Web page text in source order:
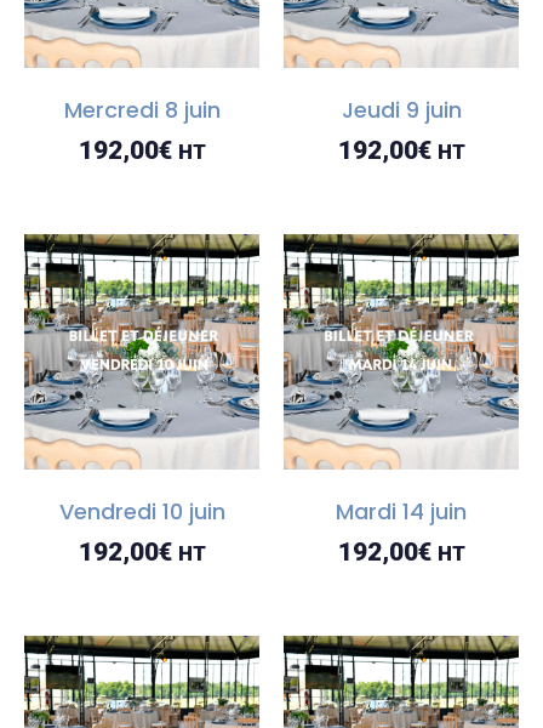
Mercredi 8 juin
192,00€ HT
Jeudi 9 juin
192,00€ HT
Vendredi 10 juin
192,00€ HT
Mardi 14 juin
192,00€ HT